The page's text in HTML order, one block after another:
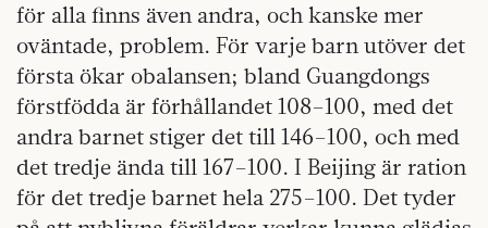
för alla finns även andra, och kanske mer
oväntade, problem. För varje barn utöver det
första ökar obalansen; bland Guangdongs
förstfödda är förhållandet 108–100, med det
andra barnet stiger det till 146–100, och med
det tredje ända till 167–100. I Beijing är ration
för det tredje barnet hela 275–100. Det tyder